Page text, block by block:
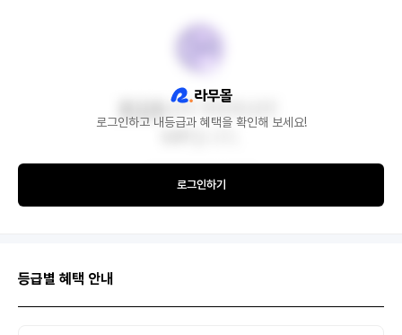
로그인하고 내등급과 혜택을 확인해 보세요!
로그인하기
등급별 혜택 안내